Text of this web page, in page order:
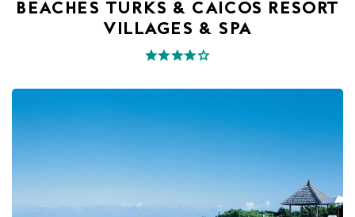
BEACHES TURKS & CAICOS RESORT
VILLAGES & SPA